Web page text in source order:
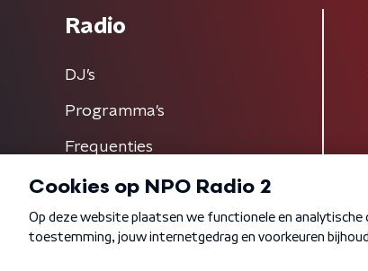
Radio
DJ’s
Programma's
Frequenties
Algemene voorwaarden Privacybeleid